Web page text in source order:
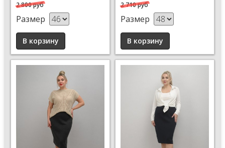
2 800 руб
Размер
2 710 руб
Размер